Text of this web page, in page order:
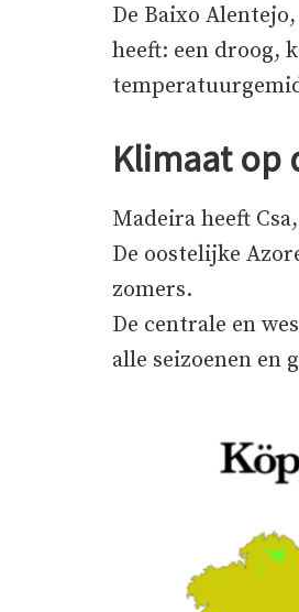
De Baixo
heeft: een droog,
Klimaat op
Madeira heeft
De oostelijke
zomers.
De centrale en
alle seizoenen en